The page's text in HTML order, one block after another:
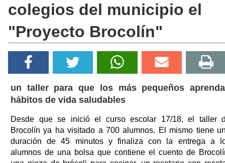
colegios del municipio el
"Proyecto Brocolín"
un taller para que los más pequeños
hábitos de vida saludables
Desde que se inició el curso escolar 17/18, el taller
Brocolín ya ha visitado a 700 alumnos. El mismo tiene
duración de 45 minutos y finaliza con la entrega a
alumnos de una bolsa que contiene el cuento de